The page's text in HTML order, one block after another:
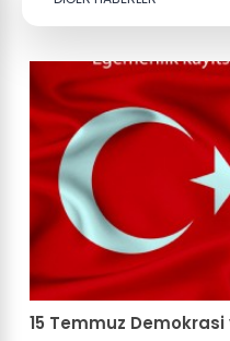
15 Temmuz Demokrasi